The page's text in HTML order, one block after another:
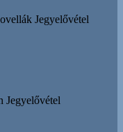
Jegyelővétel
Jegyelővétel